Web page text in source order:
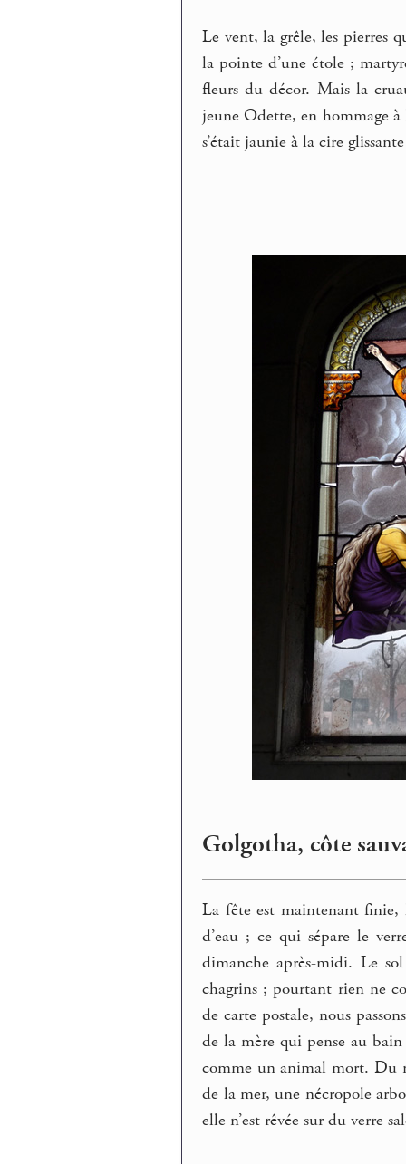
Le vent, la grêle, les pierres
la pointe d’une étole ;
fleurs du décor. Mais la
jeune Odette, en hommage
s’était jaunie à la cire
Golgotha, côte
La fête est maintenant
d’eau ; ce qui sépare le
dimanche après-midi. Le
chagrins ; pourtant rien ne
de carte postale, nous
de la mère qui pense au
comme un animal mort. Du
de la mer, une nécropole
elle n’est rêvée sur du verre